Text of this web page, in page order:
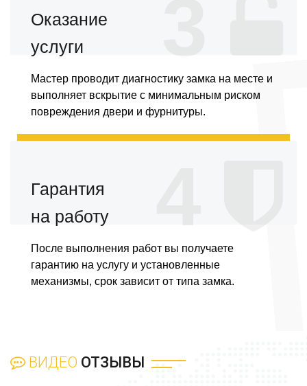
Оказание
услуги
Мастер проводит диагностику замка на месте и
выполняет вскрытие с минимальным риском
повреждения двери и фурнитуры.
Гарантия
на работу
После выполнения работ вы получаете
гарантию на услугу и установленные
механизмы, срок зависит от типа замка.
ВИДЕО ОТЗЫВЫ